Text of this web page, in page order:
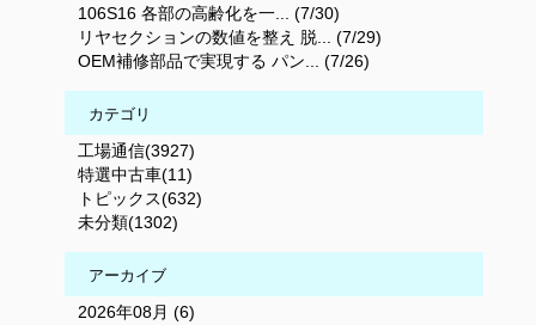
106S16 各部の高齢化を一... (7/30)
リヤセクションの数値を整え 脱... (7/29)
OEM補修部品で実現する パン... (7/26)
カテゴリ
工場通信(3927)
特選中古車(11)
トピックス(632)
未分類(1302)
アーカイブ
2026年08月 (6)